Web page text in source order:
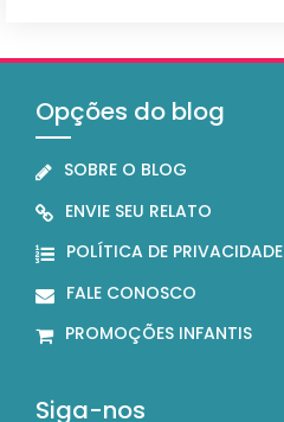
Opções do blog
SOBRE O BLOG
ENVIE SEU RELATO
POLÍTICA DE PRIVACIDADE
FALE CONOSCO
PROMOÇÕES INFANTIS
Siga-nos